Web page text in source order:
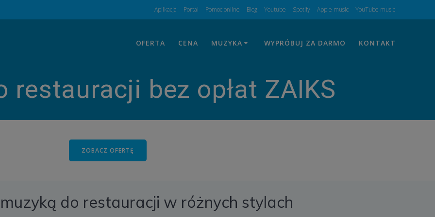
Aplikacja Portal Pomoc online Blog Youtube Spotify Apple music YouTube music
OFERTA CENA MUZYKA WYPRÓBUJ ZA DARMO KONTAKT
restauracji bez opłat ZAIKS
ZOBACZ OFERTĘ
do restauracji w różnych stylach